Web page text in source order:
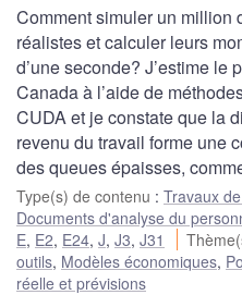
Comment simuler un million
réalistes et calculer leurs
d’une seconde? J’estime le
Canada à l’aide de
CUDA et je constate que la
revenu du travail forme une
des queues épaisses,
Type(s) de contenu : Travaux
Documents d'analyse du
E, E2, E24, J, J3, J31
outils, Modèles économiques,
réelle et prévisions